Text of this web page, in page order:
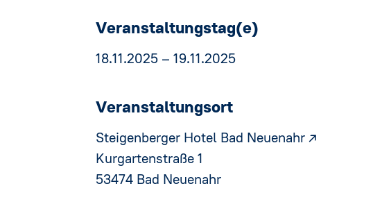
Veranstaltungstag(e)
18.11.2025 – 19.11.2025
Veranstaltungsort
Steigenberger Hotel Bad Neuenahr ↗
Kurgartenstraße 1
53474 Bad Neuenahr